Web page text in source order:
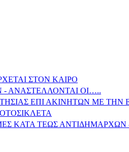
ΣΤΟΝ ΚΑΙΡΟ
ΑΝΑΣΤΕΛΛΟΝΤΑΙ ΟΙ…..
ΕΠΙ ΑΚΙΝΗΤΩΝ ΜΕ ΤΗΝ
ΚΑΤΑ ΤΕΩΣ ΑΝΤΙΔΗΜΑΡΧΩΝ